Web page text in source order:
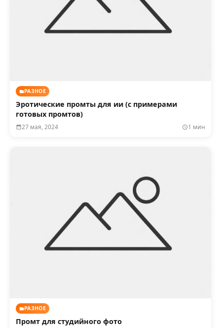
РАЗНОЕ
Эротические промты для ии (с примерами
готовых промтов)
27 мая, 2024 1 мин
РАЗНОЕ
Промт для студийного фото